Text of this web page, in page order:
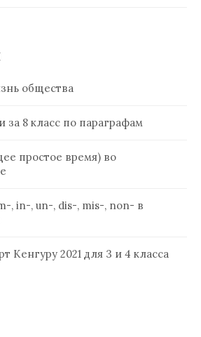
общества
за 8 класс по параграфам
простое время) во
, in-, un-, dis-, mis-, non- в
Кенгуру 2021 для 3 и 4 класса